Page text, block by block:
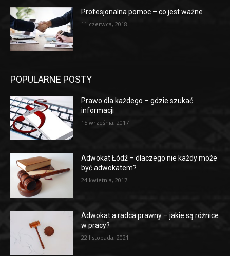
Profesjonalna pomoc – co jest ważne
11 czerwca, 2018
POPULARNE POSTY
Prawo dla każdego – gdzie szukać
informacji
15 września, 2017
Adwokat Łódź – dlaczego nie każdy może
być adwokatem?
24 kwietnia, 2017
Adwokat a radca prawny – jakie są różnice
w pracy?
22 listopada, 2021